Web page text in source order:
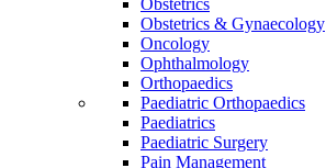
Obstetrics & Gynaecology
Oncology
Ophthalmology
Orthopaedics
Paediatric Orthopaedics
Paediatrics
Paediatric Surgery
Pain Management